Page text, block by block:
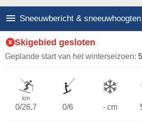
Sneeuwbericht & sneeuwhoogten
Skigebied gesloten
Geplande start van het winterseizoen:
km
0/26,7 0/6 - cm